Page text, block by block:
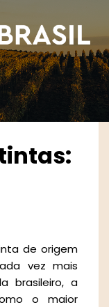
de origem
vez mais
brasileiro, a
o maior